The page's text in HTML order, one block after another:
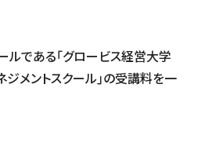
ルである｢グロービス経営大学
ジメントスクール｣の受講料を一